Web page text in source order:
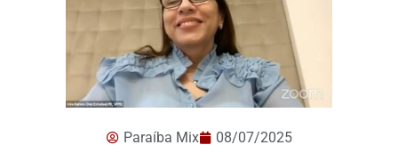
Paraíba Mix 08/07/2025